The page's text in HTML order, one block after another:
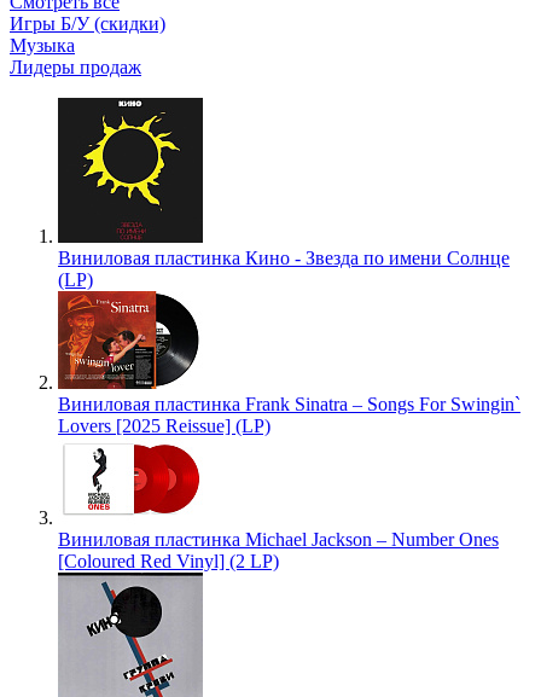
Игры Б/У (скидки)
Музыка
Лидеры продаж
Виниловая пластинка Кино - Звезда по имени Солнце
(LP)
Виниловая пластинка Frank Sinatra – Songs For Swingin`
Lovers [2025 Reissue] (LP)
Виниловая пластинка Michael Jackson – Number Ones
[Coloured Red Vinyl] (2 LP)